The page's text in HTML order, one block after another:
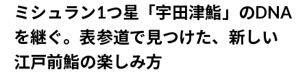
ミシュラン1つ星「宇田津鮨」のDNA
を継ぐ。表参道で見つけた、新しい
江戸前鮨の楽しみ方